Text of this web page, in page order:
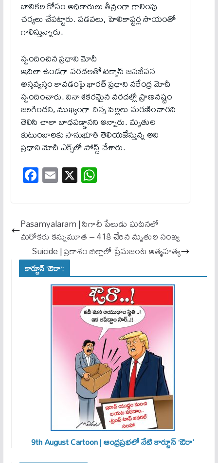
బాలికల కోసం అధికారులు తీవ్రంగా గాలింపు
చర్యలు చేపట్టారు. పడవలు, హెలికాప్టర్ల సాయంతో
గాలిస్తున్నారు.
స్పందించిన ప్రధాని మోదీ
ఇదిలా ఉండగా వరదలతో టెక్సాస్ జనజీవన
అస్తవ్యస్తం కావడంపై భారత్​ ప్రధాని నరేంద్ర మోదీ
స్పందించారు. వినాశకరమైన వరదల్లో ప్రాణనష్టం
జరిగిందని, ముఖ్యంగా చిన్న పిల్లలు మరణించారని
తెలిసి చాలా బాధపడ్డానని అన్నారు. మృతుల
కుటుంబాలకు సానుభూతి తెలియజేస్తున్న అని
ప్రధాని మోదీ ఎక్స్​లో పోస్ట్ చేశారు.
Fa
ce
ok
E
m
X W
ha
A
pp
Pasamyalaram | సిగాచీ పేలుడు ఘ‌ట‌న‌లో
మ‌రోక‌రు క‌న్నుమూత – 41కి చేరిన మృతుల సంఖ్య‌
Suicide | ప్రకాశం జిల్లాలో ప్రేమజంట ఆత్మహత్య
కార్టూన్ ‘ఔరా’:
9th August Cartoon | ఆంధ్రప్రభలో నేటి కార్టూన్ ‘ఔరా’